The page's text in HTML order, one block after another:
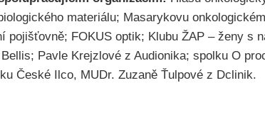
materiálu; Masarykovu
pojišťovně; FOKUS optik; Klubu ŽAP – ženy s
Pavle Krejzlové z Audionika; spolku O
České Ilco, MUDr. Zuzaně Ťulpové z Dclinik.